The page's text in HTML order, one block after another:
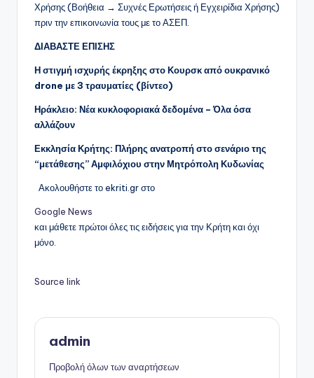
Χρήσης (Βοήθεια → Συχνές Ερωτήσεις ή Εγχειρίδια Χρήσης)
πριν την επικοινωνία τους με το ΑΣΕΠ.
ΔΙΑΒΑΣΤΕ ΕΠΙΣΗΣ
Η στιγμή ισχυρής έκρηξης στο Κουρσκ από ουκρανικό
drone με 3 τραυματίες (βίντεο)
Ηράκλειο: Νέα κυκλοφοριακά δεδομένα – Όλα όσα
αλλάζουν
Εκκλησία Κρήτης: Πλήρης ανατροπή στο σενάριο της
“μετάθεσης” Αμφιλόχιου στην Μητρόπολη Κυδωνίας
Ακολουθήστε το ekriti.gr στο
Google News
και μάθετε πρώτοι όλες τις ειδήσεις για την Κρήτη και όχι
μόνο.
Source link
admin
Προβολή όλων των αναρτήσεων